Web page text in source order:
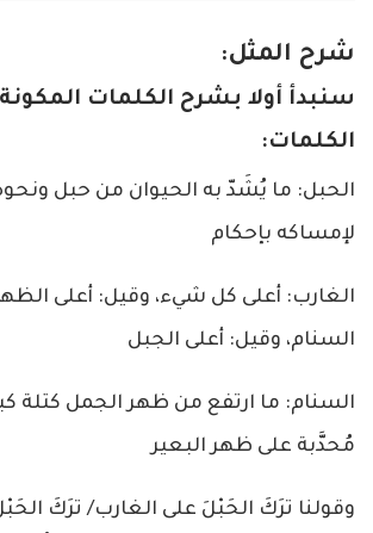
شرح المثل:
سنبدأ أولا بشرح الكلمات
الكلمات:
الحبل: ما يُشَدّ به الحيوان من حبل ونحوه
لإمساكه بإحكام
الغارب: أعلى كل شيء، وقيل: أعلى
السنام، وقيل: أعلى الجبل
السنام: ما ارتفع من ظهر الجمل كتلة
مُحدَّبة على ظهر البعير
وقولنا ترَكَ الحَبْلَ على الغارب/ ترَكَ